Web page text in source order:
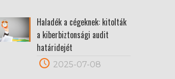
Haladék a cégeknek: kitolták
a kiberbiztonsági audit
határidejét
2025-07-08